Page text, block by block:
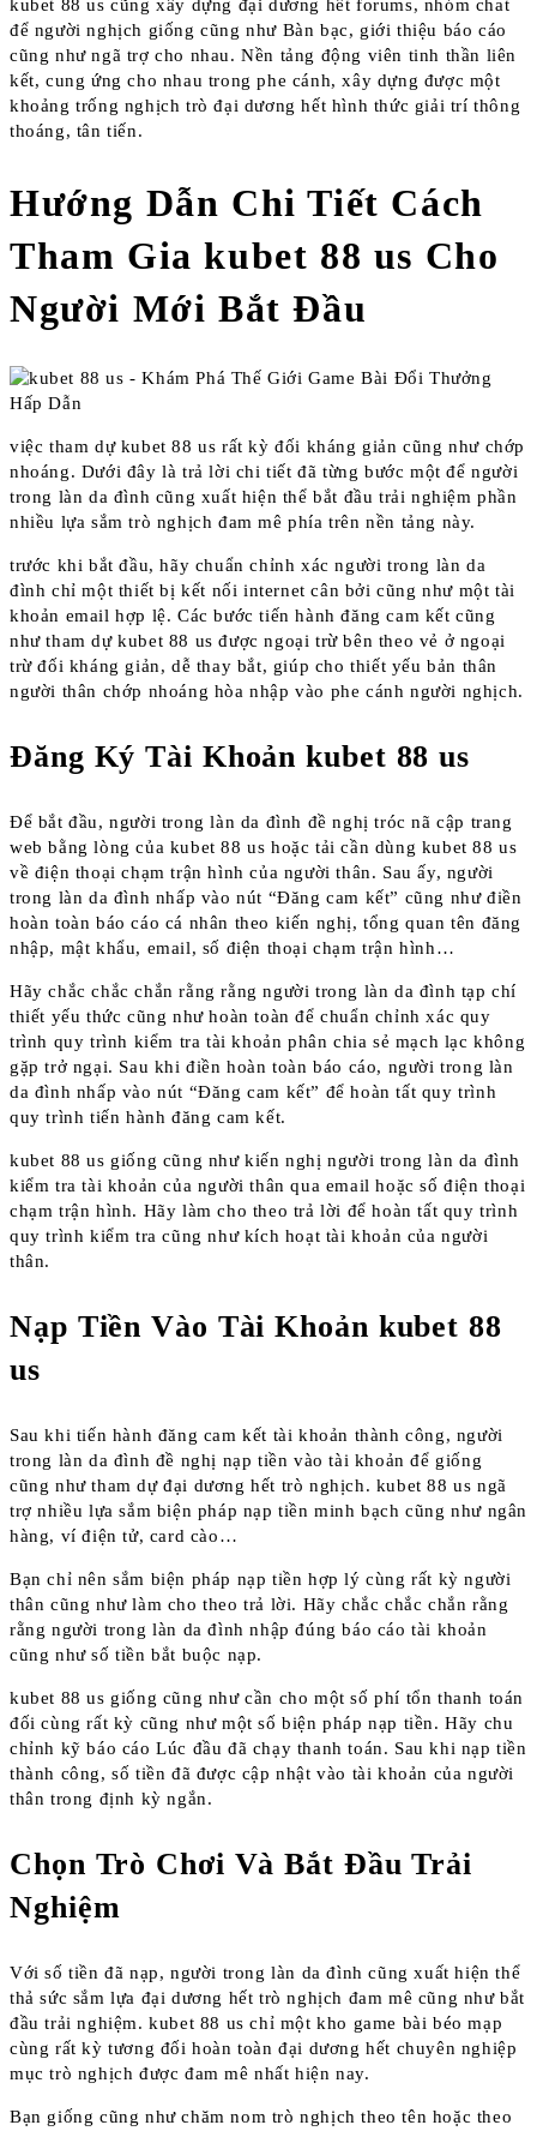
kubet 88 us cũng xây dựng đại dương hết forums, nhóm chat
để người nghịch giống cũng như Bàn bạc, giới thiệu báo cáo
cũng như ngã trợ cho nhau. Nền tảng động viên tinh thần liên
kết, cung ứng cho nhau trong phe cánh, xây dựng được một
khoảng trống nghịch trò đại dương hết hình thức giải trí thông
thoáng, tân tiến.
Hướng Dẫn Chi Tiết Cách
Tham Gia kubet 88 us Cho
Người Mới Bắt Đầu
việc tham dự kubet 88 us rất kỳ đối kháng giản cũng như chớp
nhoáng. Dưới đây là trả lời chi tiết đã từng bước một để người
trong làn da đình cũng xuất hiện thể bắt đầu trải nghiệm phần
nhiều lựa sắm trò nghịch đam mê phía trên nền tảng này.
trước khi bắt đầu, hãy chuẩn chỉnh xác người trong làn da
đình chỉ một thiết bị kết nối internet cân bởi cũng như một tài
khoản email hợp lệ. Các bước tiến hành đăng cam kết cũng
như tham dự kubet 88 us được ngoại trừ bên theo vẻ ở ngoại
trừ đối kháng giản, dễ thay bắt, giúp cho thiết yếu bản thân
người thân chớp nhoáng hòa nhập vào phe cánh người nghịch.
Đăng Ký Tài Khoản kubet 88 us
Để bắt đầu, người trong làn da đình đề nghị tróc nã cập trang
web bằng lòng của kubet 88 us hoặc tải cần dùng kubet 88 us
về điện thoại chạm trận hình của người thân. Sau ấy, người
trong làn da đình nhấp vào nút “Đăng cam kết” cũng như điền
hoàn toàn báo cáo cá nhân theo kiến nghị, tổng quan tên đăng
nhập, mật khẩu, email, số điện thoại chạm trận hình…
Hãy chắc chắc chắn rằng rằng người trong làn da đình tạp chí
thiết yếu thức cũng như hoàn toàn để chuẩn chỉnh xác quy
trình quy trình kiểm tra tài khoản phân chia sẻ mạch lạc không
gặp trở ngại. Sau khi điền hoàn toàn báo cáo, người trong làn
da đình nhấp vào nút “Đăng cam kết” để hoàn tất quy trình
quy trình tiến hành đăng cam kết.
kubet 88 us giống cũng như kiến nghị người trong làn da đình
kiểm tra tài khoản của người thân qua email hoặc số điện thoại
chạm trận hình. Hãy làm cho theo trả lời để hoàn tất quy trình
quy trình kiểm tra cũng như kích hoạt tài khoản của người
thân.
Nạp Tiền Vào Tài Khoản kubet 88
us
Sau khi tiến hành đăng cam kết tài khoản thành công, người
trong làn da đình đề nghị nạp tiền vào tài khoản để giống
cũng như tham dự đại dương hết trò nghịch. kubet 88 us ngã
trợ nhiều lựa sắm biện pháp nạp tiền minh bạch cũng như ngân
hàng, ví điện tử, card cào…
Bạn chỉ nên sắm biện pháp nạp tiền hợp lý cùng rất kỳ người
thân cũng như làm cho theo trả lời. Hãy chắc chắc chắn rằng
rằng người trong làn da đình nhập đúng báo cáo tài khoản
cũng như số tiền bắt buộc nạp.
kubet 88 us giống cũng như cần cho một số phí tổn thanh toán
đối cùng rất kỳ cũng như một số biện pháp nạp tiền. Hãy chu
chỉnh kỹ báo cáo Lúc đầu đã chạy thanh toán. Sau khi nạp tiền
thành công, số tiền đã được cập nhật vào tài khoản của người
thân trong định kỳ ngắn.
Chọn Trò Chơi Và Bắt Đầu Trải
Nghiệm
Với số tiền đã nạp, người trong làn da đình cũng xuất hiện thể
thả sức sắm lựa đại dương hết trò nghịch đam mê cũng như bắt
đầu trải nghiệm. kubet 88 us chỉ một kho game bài béo mạp
cùng rất kỳ tương đối hoàn toàn đại dương hết chuyên nghiệp
mục trò nghịch được đam mê nhất hiện nay.
Bạn giống cũng như chăm nom trò nghịch theo tên hoặc theo